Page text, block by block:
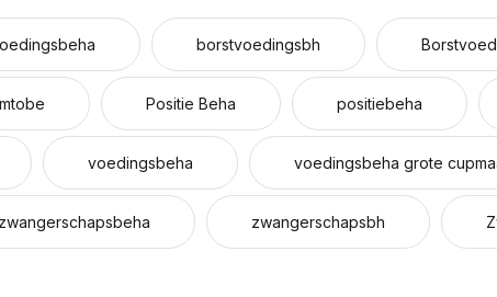
borstvoedingsbh
Positie Beha positiebeha
voedingsbeha voedingsbeha grote
zwangerschapsbeha zwangerschapsbh